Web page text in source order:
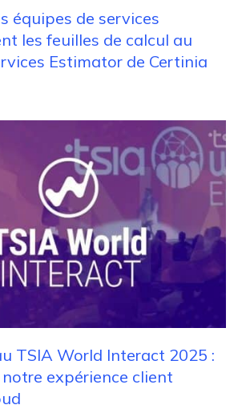
équipes de services
les feuilles de calcul au
Estimator de Certinia
TSIA World Interact 2025 :
expérience client